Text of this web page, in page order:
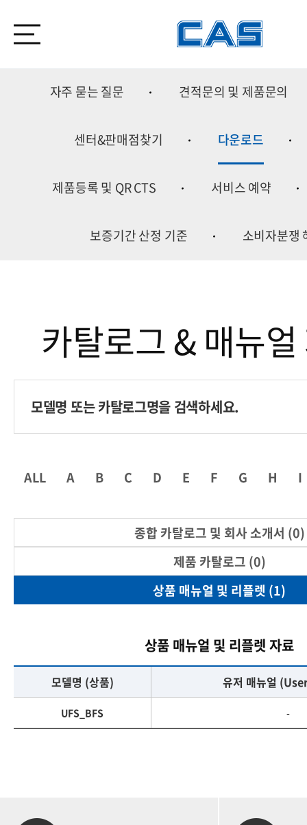
자주 묻는 질문 견적문의 및 제품문의
센터&판매점찾기 다운로드
제품등록 및 QR CTS 서비스 예약
보증기간 산정 기준 소비자분쟁
카탈로그 & 매뉴
ALL A B C D E F G H I
종합 카탈로그 및 회사 소개서 (0)
제품 카탈로그 (0)
상품 매뉴얼 및 리플렛 (1)
상품 매뉴얼 및 리플렛 자료
모델명 (상품) 유저 매뉴얼
UFS_BFS -